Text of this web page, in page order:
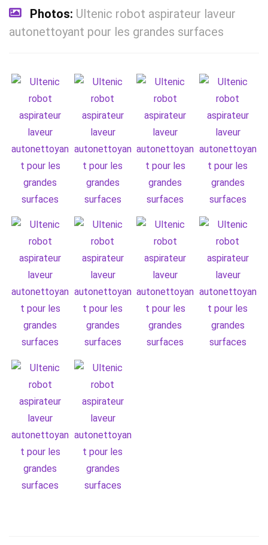
Photos: Ultenic robot aspirateur laveur
autonettoyant pour les grandes surfaces